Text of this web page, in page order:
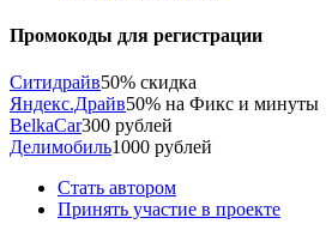
Промокоды для регистрации
Ситидрайв50% скидка
Яндекс.Драйв50% на Фикс и минуты
BelkaCar300 рублей
Делимобиль1000 рублей
Стать автором
Принять участие в проекте